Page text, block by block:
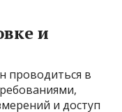
и
проводиться в
и доступ